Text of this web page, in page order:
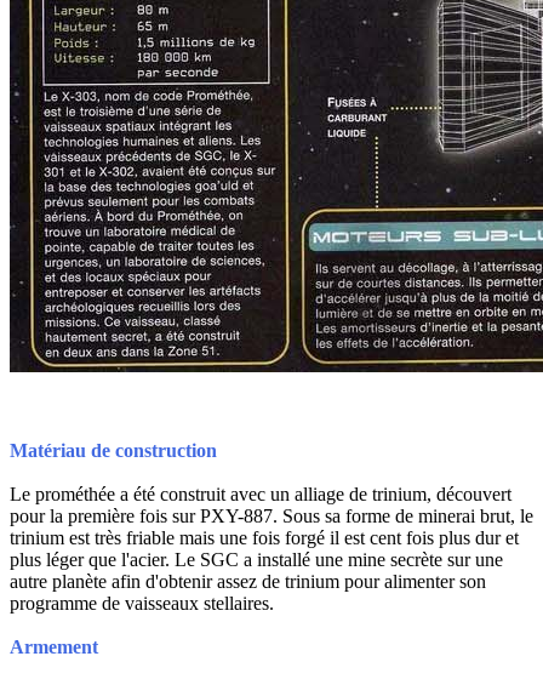
Matériau de construction
Le prométhée a été construit avec un alliage de trinium, découvert
pour la première fois sur PXY-887. Sous sa forme de minerai brut, le
trinium est très friable mais une fois forgé il est cent fois plus dur et
plus léger que l'acier. Le SGC a installé une mine secrète sur une
autre planète afin d'obtenir assez de trinium pour alimenter son
programme de vaisseaux stellaires.
Armement